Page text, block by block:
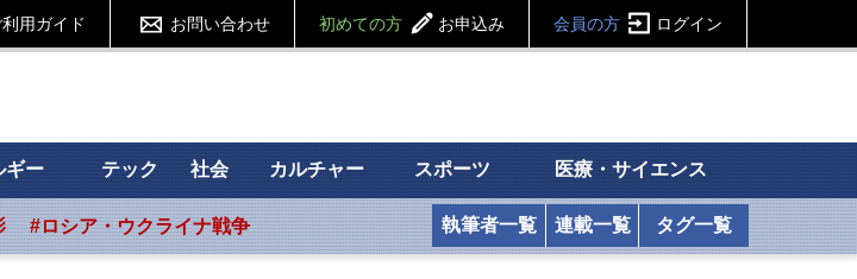
利用ガイド お問い合わせ 初めての方 お申込み 会員の方 ログイン
ギー テック 社会 カルチャー スポーツ 医療・サイエンス
#ロシア・ウクライナ戦争 執筆者一覧 連載一覧 タグ一覧